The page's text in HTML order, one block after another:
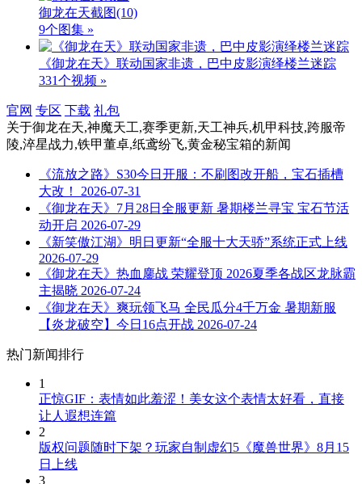
御龙在天截图(10)
9个图集 »
《御龙在天》联动国家非遗，巴中皮影演绎楼兰迷踪
331个视频 »
官网 专区 下载 礼包
关于御龙在天,神魔天工,赛季更新,天工神兵,机甲科技,跨服帝
陵,淬星战力,铁甲董卓,纸鸢纷飞,黄金秘宝箱的新闻
《流放之路》S30今日开服：不刷图改开船，宝石插槽
大改！
2026-07-31
《御龙在天》7月28日全服更新 暑期楼兰寻宝 宝石节活
动开启 2026-07-29
《新笑傲江湖》明日更新“全服十大天骄”系统正式上线
2026-07-29
《御龙在天》热血鏖战 荣耀登顶 2026夏季各战区龙脉霸
主揭晓 2026-07-24
《御龙在天》爽玩领飞马 全民瓜分4千万金 暑期新服
【炎龙破空】今日16点开战 2026-07-24
热门新闻排行
1
正惊GIF：表情如此羞涩！美女这个表情太好看，直接
让人遐想连篇
2
版权问题随时下架？玩家自制虚幻5《魔兽世界》8月15
日上线
3